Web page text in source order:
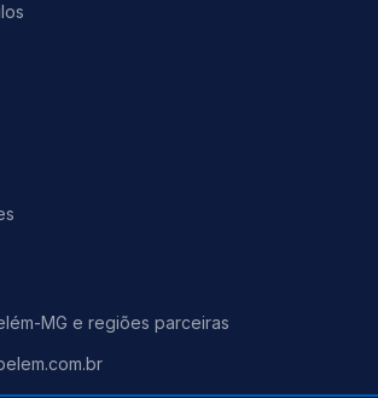
MG e regiões parceiras